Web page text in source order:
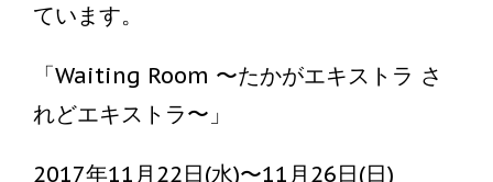
ています。
「Waiting Room 〜たかがエキストラ さ
れどエキストラ〜」
2017年11月22日(水)〜11月26日(日)